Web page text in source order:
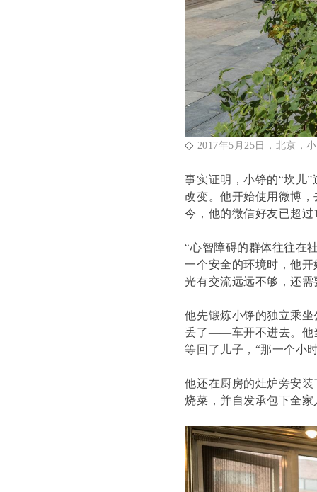
◇ 2017年5月25日，北京，
事实证明，小铮的“坎儿
改变。他开始使用微博
今，他的微信好友已超过
“心智障碍的群体往往在
一个安全的环境时，他
光有交流远远不够，还
他先锻炼小铮的独立乘
丢了——车开不进去。他
等回了儿子，“那一个小
他还在厨房的灶炉旁安
烧菜，并自发承包下全